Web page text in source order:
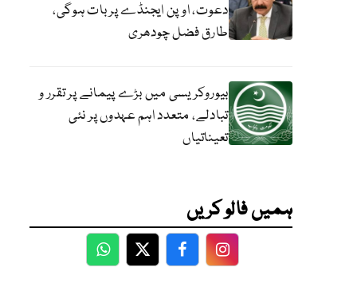
دعوت، اوپن ایجنڈے پر بات ہوگی،
طارق فضل چودھری
بیوروکریسی میں بڑے پیمانے پر تقرر و
تبادلے، متعدد اہم عہدوں پر نئی
تعیناتیاں
ہمیں فالو کریں
WhatsApp
TwitterFacebookFacebook